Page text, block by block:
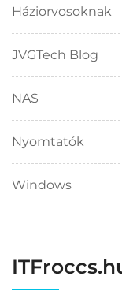
Háziorvosoknak
JVGTech Blog
NAS
Nyomtatók
Windows